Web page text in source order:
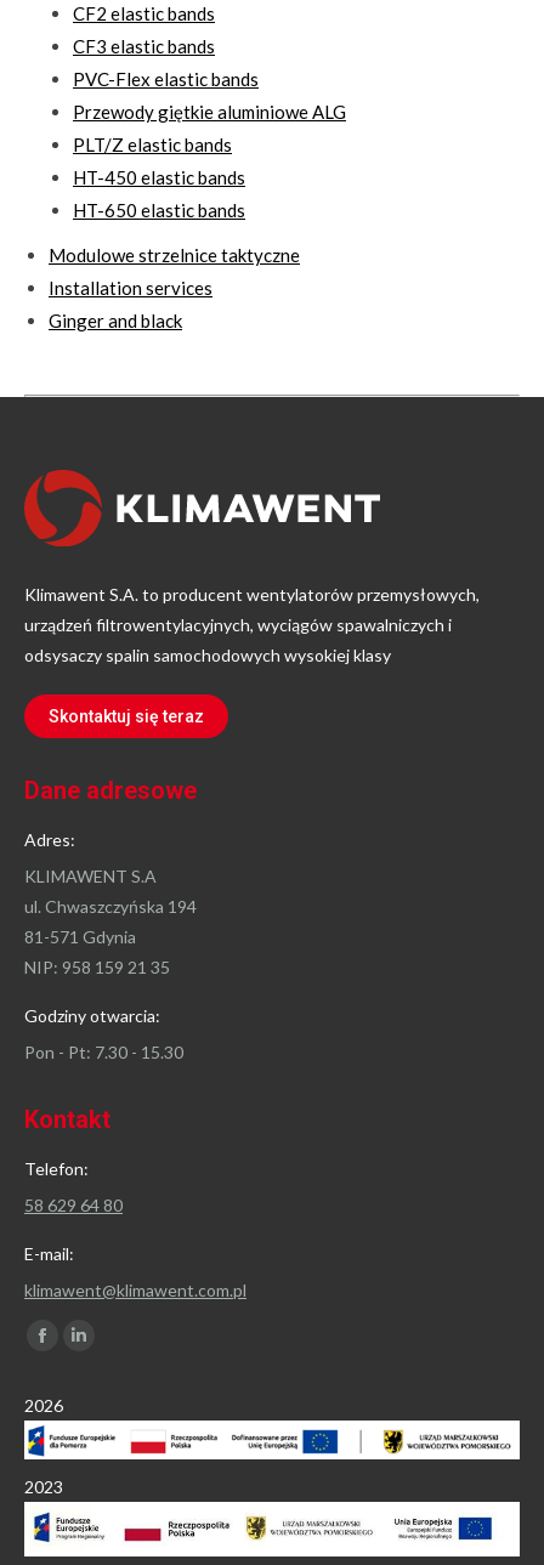
CF2 elastic bands
CF3 elastic bands
PVC-Flex elastic bands
Przewody giętkie aluminiowe ALG
PLT/Z elastic bands
HT-450 elastic bands
HT-650 elastic bands
Modulowe strzelnice taktyczne
Installation services
Ginger and black
Klimawent S.A. to producent wentylatorów przemysłowych,
urządzeń filtrowentylacyjnych, wyciągów spawalniczych i
odsysaczy spalin samochodowych wysokiej klasy
Skontaktuj się teraz
Dane adresowe
Adres:
KLIMAWENT S.A
ul. Chwaszczyńska 194
81-571 Gdynia
NIP: 958 159 21 35
Godziny otwarcia:
Pon - Pt: 7.30 - 15.30
Kontakt
Telefon:
58 629 64 80
E-mail:
klimawent@klimawent.com.pl
Znajdź nas na:
Facebook
opens
in
window
in
window
2026
2023